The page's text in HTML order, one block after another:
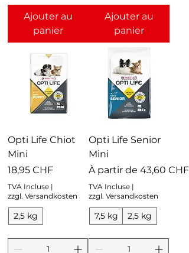
Ajouter au
panier
Ajouter au
panier
Opti Life Chiot
Mini
Prix
18,95 CHF
TVA Incluse |
zzgl. Versandkosten
2,5 kg
Opti Life Senior
Mini
À partir de 43,60 CHF
Prix promotionnel
TVA Incluse |
zzgl. Versandkosten
7,5 kg 2,5 kg